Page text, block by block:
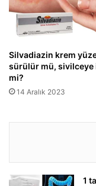
Silvadiazin krem
sürülür mü, sivilceye
mi?
14 Aralık 2023
1